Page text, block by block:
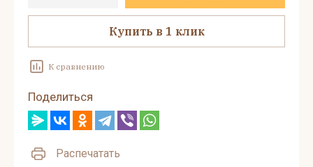
Купить в 1 клик
К сравнению
Поделиться
Распечатать